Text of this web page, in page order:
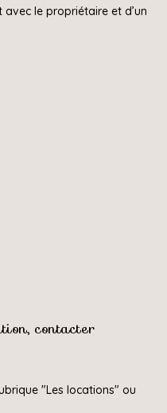
le propriétaire et d’un
contacter
"Les locations" ou